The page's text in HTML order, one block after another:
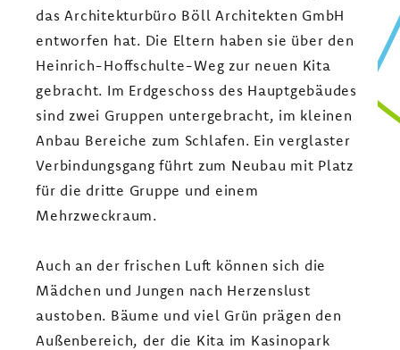
das Architekturbüro Böll Architekten GmbH
entworfen hat. Die Eltern haben sie über den
Heinrich-Hoffschulte-Weg zur neuen Kita
gebracht. Im Erdgeschoss des Hauptgebäudes
sind zwei Gruppen untergebracht, im kleinen
Anbau Bereiche zum Schlafen. Ein verglaster
Verbindungsgang führt zum Neubau mit Platz
für die dritte Gruppe und einem
Mehrzweckraum.
Auch an der frischen Luft können sich die
Mädchen und Jungen nach Herzenslust
austoben. Bäume und viel Grün prägen den
Außenbereich, der die Kita im Kasinopark